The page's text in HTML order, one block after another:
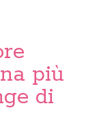
più
di